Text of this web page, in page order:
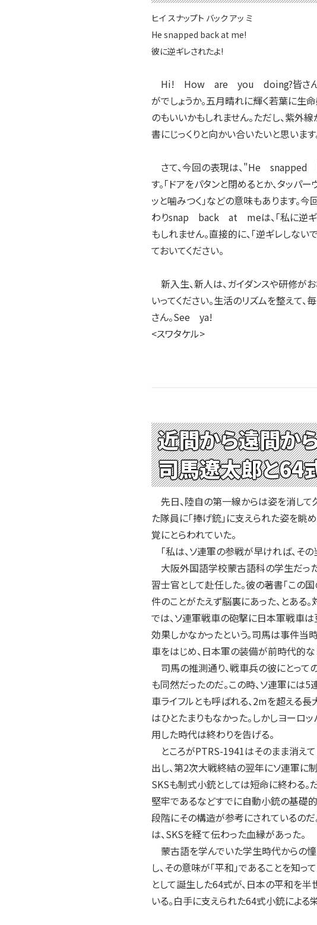
ヒイ スナップト バック アッ ミ
He snapped back at me!
彼に逆ギレされたよ!
Hi! How are you doing?皆さん、お元
がでしょうか。五月晴れに輝く若葉に生
のもいいかもしれません。ただし、紫外
書にじっくりと向かい合いたいと思いま
さて、今回の表現は、"He snapped
す。「ドアをパタンと閉めるとか、タッパ
ッと噛みつく」などの意味もあります。今
わりsnap back at meは、「私に逆ギレ
もしれません。直接的に、「逆ギレし
ておいてください。
新入生、新人は、ガイダンスや研修が
いってください。生活のリズムを整えて
さん。See ya!
<スワタケル>
近間から遠間か
司馬遼太郎と64
先日、陸自の第一線からは姿を消し
た隊員に「捧げ銃」に支えられた姿を
覚にとらわれていた。
「私は、ソ連軍の参戦が早ければ、そ
大阪外国語学校蒙古語科の学生だっ
習士官として赴任した。彼の著書「この
件のことがたえず脳裏にあった、とある
では、ソ連軍戦車の砲撃に日本軍戦車
効果しかなかったという。司馬は事件当
車をはじめ、日本軍の装備が前時代的
司馬の推測通り、戦車兵の彼にとって
も同然だったのだ。この時、ソ連軍に
車ライフルとも呼ばれる、2mを超える
はひとたまりもなかった。しかしヨー
用した時代は終わりを告げる。
ところがPTRS-1941はそのまま消え
出し、第2次大戦終結の翌年にソ連軍
SKSも制式小銃としては短命に終わる
堅牢であるなどすでに自動小銃の基礎
段階にその構造が参考にされているのだ
は、SKSを経て伝わった血縁があった。
蒙古語を学んでいた学生時代からの憧
し、その意味が「平和」であることを知
として誕生した64式が、日本の平和を半
いる。白手に支えられた64式小銃によ